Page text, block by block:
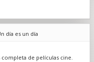
día es un día
completa de películas cine.